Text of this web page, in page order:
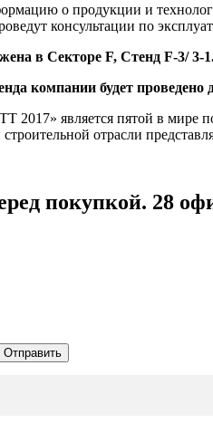
о продукции и
консультации по
в Секторе F, Стенд F-3/ 3-
компании будет проведено
2017» является пятой в мире
отрасли
покупкой. 28